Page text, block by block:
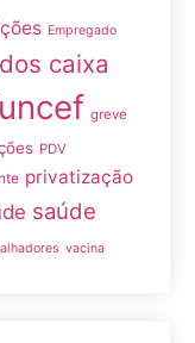
Empregado
caixa
greve
PDV
privatização
saúde
vacina